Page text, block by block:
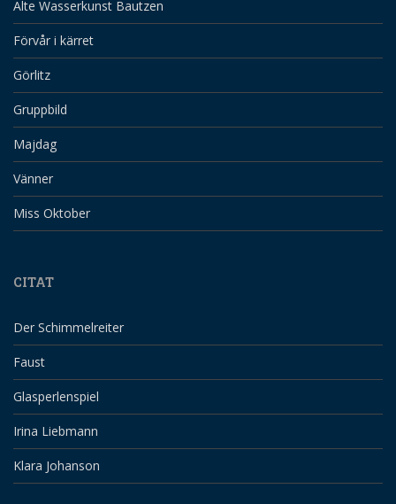
Alte Wasserkunst Bautzen
Förvår i kärret
Görlitz
Gruppbild
Majdag
Vänner
Miss Oktober
CITAT
Der Schimmelreiter
Faust
Glasperlenspiel
Irina Liebmann
Klara Johanson